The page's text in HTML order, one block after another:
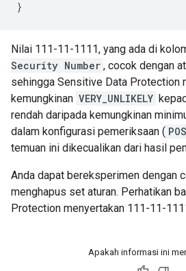
Nilai 111-11-1111, yang ada di
Security Number , cocok dengan
sehingga Sensitive Data Protection
kemungkinan VERY_UNLIKELY
rendah daripada kemungkinan
dalam konfigurasi pemeriksaan (
temuan ini dikecualikan dari hasil
Anda dapat bereksperimen dengan
menghapus set aturan. Perhatikan
Protection menyertakan 111-11-
Apakah informasi ini